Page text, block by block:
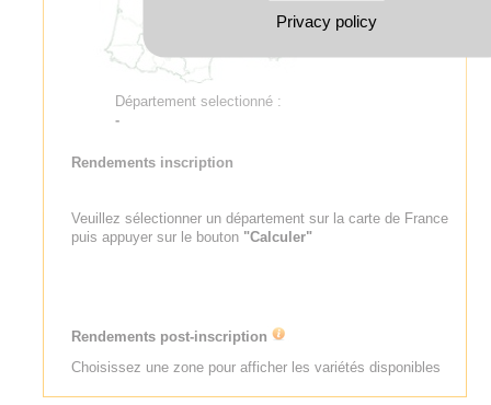
Département selectionné :
-
Rendements inscription
Veuillez sélectionner un département sur la carte de France
puis appuyer sur le bouton "Calculer"
Rendements post-inscription
Choisissez une zone pour afficher les variétés disponibles
Privacy policy